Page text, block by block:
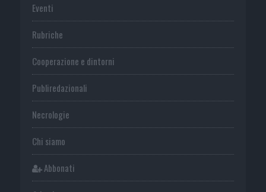
Eventi
Rubriche
Cooperazione e dintorni
Publiredazionali
Necrologie
Chi siamo
Abbonati